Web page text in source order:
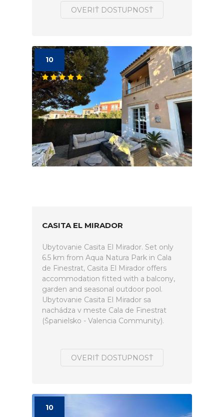
OVERIŤ DOSTUPNOSŤ
10
CASITA EL MIRADOR
Ubytovanie Casita El Mirador. Set only
6.5 km from Aqua Natura Park in Cala
de Finestrat, Casita El Mirador offers
accommodation fitted with a balcony,
garden and seasonal outdoor pool.
Ubytovanie Casita El Mirador sa
nachádza v meste Cala de Finestrat
(Španielsko - Valencia Community).
OVERIŤ DOSTUPNOSŤ
10